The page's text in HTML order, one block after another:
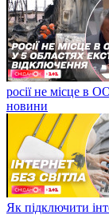
росії не місце в
новини
Як підключити